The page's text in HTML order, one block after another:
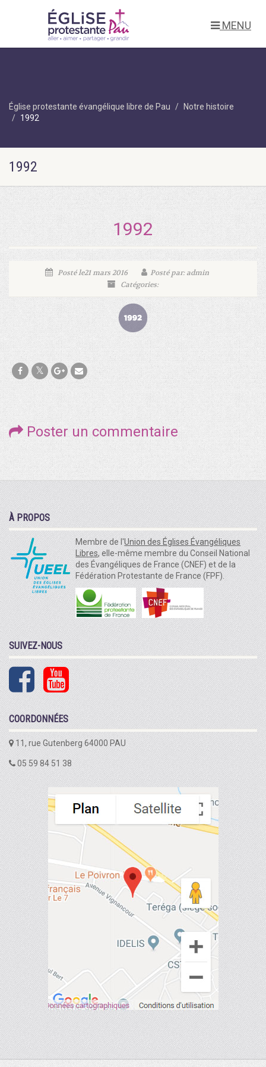
MENU
Église protestante évangélique libre de Pau
Notre histoire
1992
1992
1992
Posté le21 mars 2016
Posté par: admin
Catégories:
Poster un commentaire
À PROPOS
Membre de l'Union des Églises Évangéliques
Libres, elle-même membre du Conseil National
des Évangéliques de France (CNEF) et de la
Fédération Protestante de France (FPF).
SUIVEZ-NOUS
COORDONNÉES
11, rue Gutenberg 64000 PAU
05 59 84 51 38